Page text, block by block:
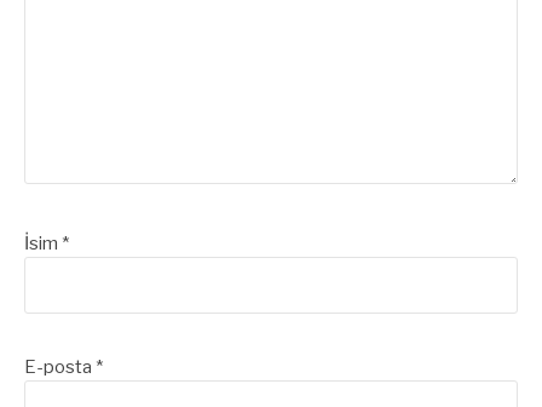
İsim *
E-posta *